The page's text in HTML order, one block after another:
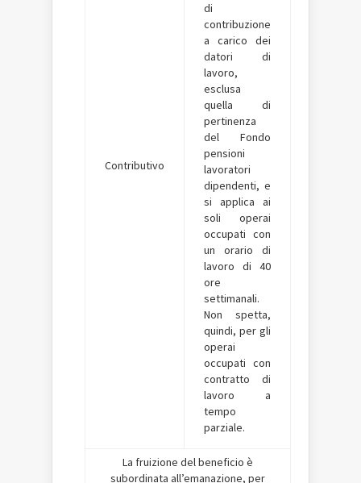
Contributivo
di
contribuzione
a carico dei
datori di
lavoro,
esclusa
quella di
pertinenza
del Fondo
pensioni
lavoratori
dipendenti, e
si applica ai
soli operai
occupati con
un orario di
lavoro di 40
ore
settimanali.
Non spetta,
quindi, per gli
operai
occupati con
contratto di
lavoro a
tempo
parziale.
La fruizione del beneficio è
subordinata all’emanazione, per